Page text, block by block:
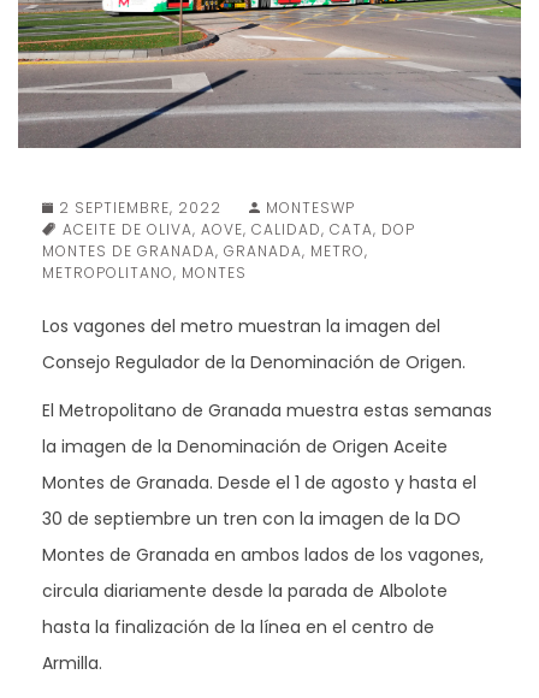
2 SEPTIEMBRE, 2022
MONTESWP
ACEITE DE OLIVA, AOVE, CALIDAD, CATA, DOP
MONTES DE GRANADA, GRANADA, METRO,
METROPOLITANO, MONTES
Los vagones del metro muestran la imagen del
Consejo Regulador de la Denominación de Origen.
El Metropolitano de Granada muestra estas semanas
la imagen de la Denominación de Origen Aceite
Montes de Granada. Desde el 1 de agosto y hasta el
30 de septiembre un tren con la imagen de la DO
Montes de Granada en ambos lados de los vagones,
circula diariamente desde la parada de Albolote
hasta la finalización de la línea en el centro de
Armilla.